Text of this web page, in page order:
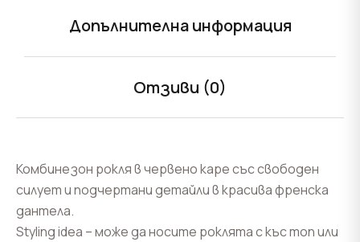
Допълнителна информация
Отзиви (0)
Комбинезон рокля в червено каре със свободен
силует и подчертани детайли в красива френска
дантела.
Styling idea – може да носите роклята с къс топ или